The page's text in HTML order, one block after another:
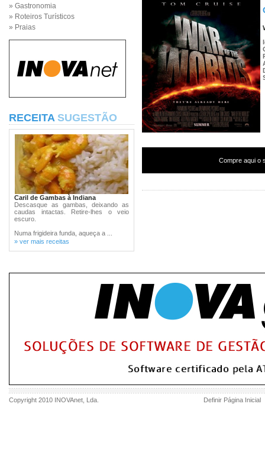
» Gastronomia
» Roteiros Turísticos
» Praias
RECEITA SUGESTÃO
Caril de Gambas à Indiana
Descasque as gambas, deixando as
caudas intactas. Retire-lhes o veio
escuro.
Numa frigideira funda, aqueça a ...
» ver mais receitas
Compre aqui o
Copyright 2010 INOVAnet , Lda. Definir Página Inicial